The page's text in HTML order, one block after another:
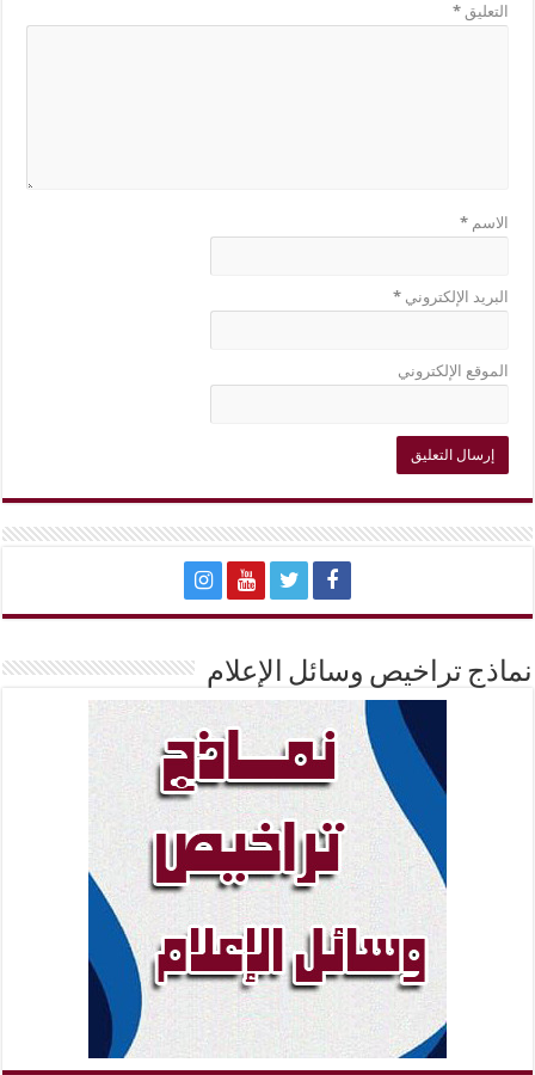
التعليق*
الاسم*
البريد الإلكتروني*
الموقع الإلكتروني
نماذج تراخيص وسائل الإعلام